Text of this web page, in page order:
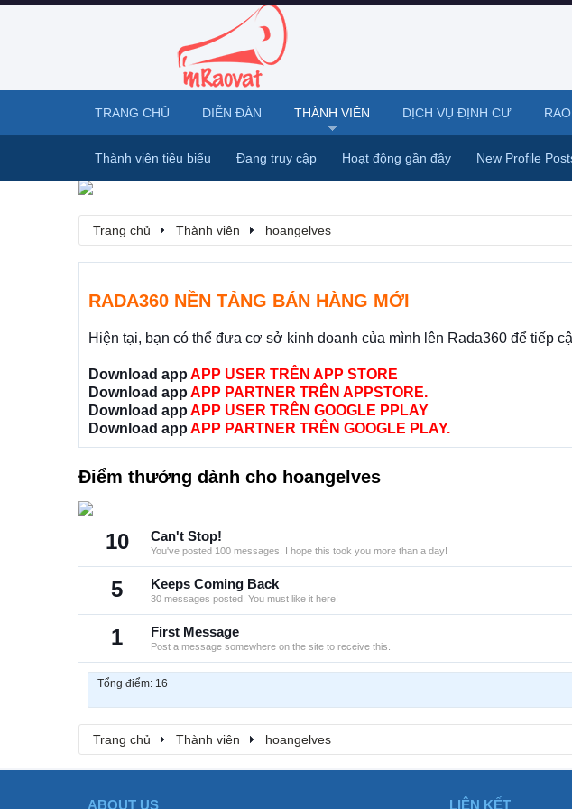
Trang chủ Thành viên hoangelves
RADA360 NỀN TẢNG BÁN HÀNG MỚI
Hiện tại, bạn có thể đưa cơ sở kinh doanh của mình lên Rada360 để tiếp
Download app APP USER TRÊN APP STORE
Download app APP PARTNER TRÊN APPSTORE.
Download app APP USER TRÊN GOOGLE PPLAY
Download app APP PARTNER TRÊN GOOGLE PLAY.
Điểm thưởng dành cho hoangelves
10 Can't Stop!
You've posted 100 messages. I hope this took you more than a day!
5 Keeps Coming Back
30 messages posted. You must like it here!
1 First Message
Post a message somewhere on the site to receive this.
Tổng điểm: 16
Trang chủ Thành viên hoangelves
TRANG CHỦ DIỄN ĐÀN THÀNH VIÊN
Thành viên tiêu biểu Đang truy cập Hoạt động gần đây New Profile
DỊCH VỤ ĐỊNH CƯ
ABOUT US LIÊN KẾT